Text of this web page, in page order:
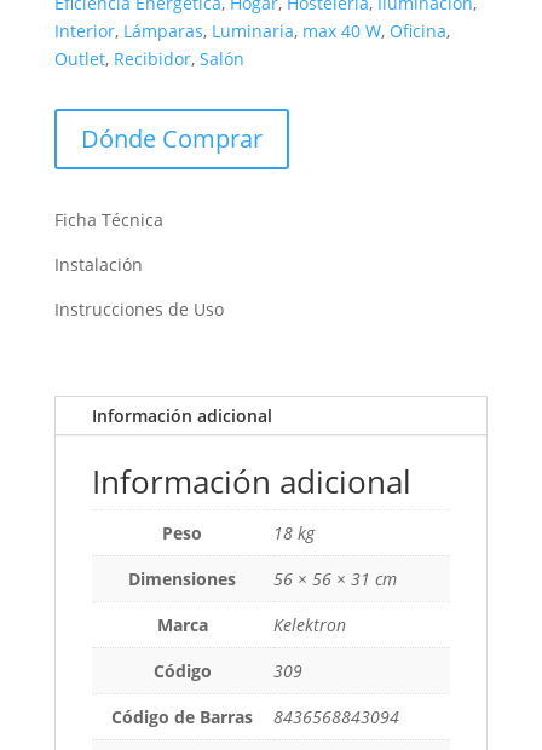
Interior, Lámparas, Luminaria, max 40 W, Oficina,
Outlet, Recibidor, Salón
Dónde Comprar
Ficha Técnica
Instalación
Instrucciones de Uso
Información adicional
Información adicional
Peso
18 kg
Dimensiones
56 × 56 × 31 cm
Marca
Kelektron
Código
309
Código de Barras
8436568843094